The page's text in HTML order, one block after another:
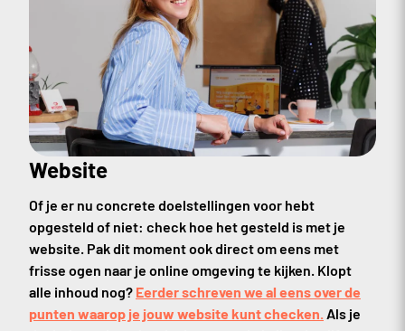
Website
Of je er nu concrete doelstellingen voor hebt
opgesteld of niet: check hoe het gesteld is met je
website. Pak dit moment ook direct om eens met
frisse ogen naar je online omgeving te kijken. Klopt
alle inhoud nog? Eerder schreven we al eens over de
punten waarop je jouw website kunt checken. Als je